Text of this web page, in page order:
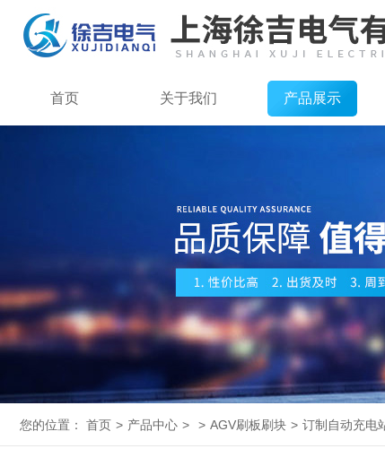
首页 关于我们 产品展示
您的位置： 首页 > 产品中心 > > AGV刷板刷块 > 订制自动充电